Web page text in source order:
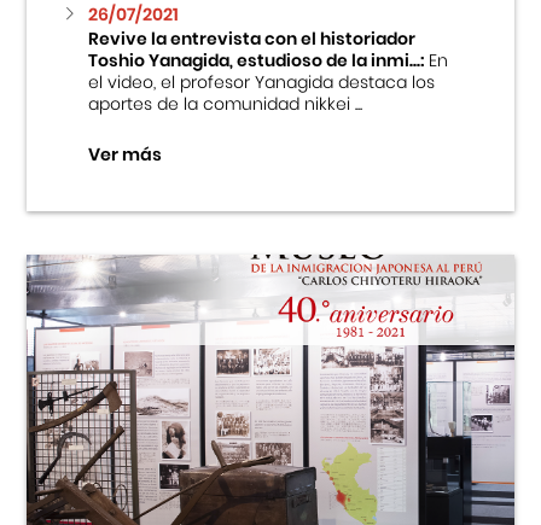
26/07/2021
Revive la entrevista con el historiador
Toshio Yanagida, estudioso de la inmi...:En
el video, el profesor Yanagida destaca los
aportes de la comunidad nikkei ...
Ver más